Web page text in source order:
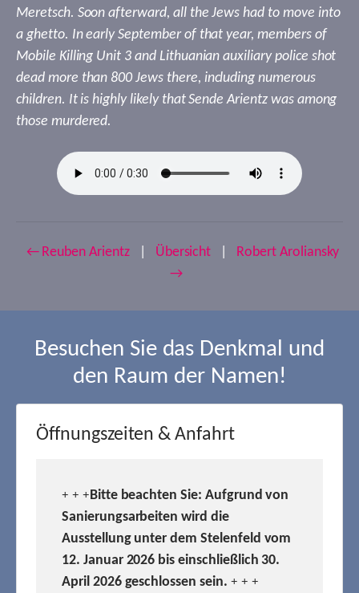
Meretsch. Soon afterward, all the Jews had to move into
a ghetto. In early September of that year, members of
Mobile Killing Unit 3 and Lithuanian auxiliary police shot
dead more than 800 Jews there, including numerous
children. It is highly likely that Sende Arientz was among
those murdered.
← Reuben Arientz Übersicht
Robert Aroliansky
→
Besuchen Sie das Denkmal und
den Raum der Namen!
Öffnungszeiten & Anfahrt
+ + +Bitte beachten Sie: Aufgrund von
Sanierungsarbeiten wird die
Ausstellung unter dem Stelenfeld vom
12. Januar 2026 bis einschließlich 30.
April 2026 geschlossen sein. + + +